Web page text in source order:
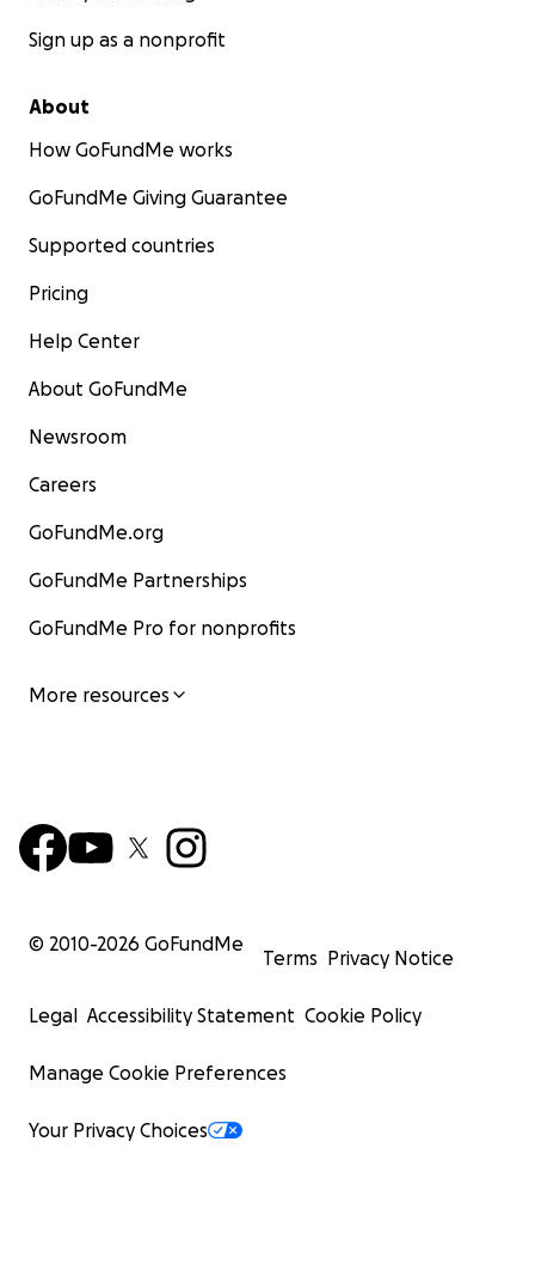
Sign up as a nonprofit
About
How GoFundMe works
GoFundMe Giving Guarantee
Supported countries
Pricing
Help Center
About GoFundMe
Newsroom
Careers
GoFundMe.org
GoFundMe Partnerships
GoFundMe Pro for nonprofits
More resources
© 2010-2026 GoFundMe
Terms Privacy Notice
Legal Accessibility Statement Cookie Policy
Manage Cookie Preferences
Your Privacy Choices